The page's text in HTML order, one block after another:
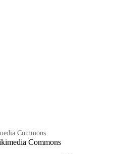
Commons
Commons